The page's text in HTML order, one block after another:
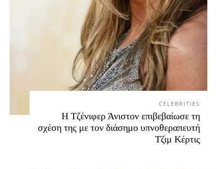
CELEBRITIES
Η Τζένιφερ Άνιστον επιβεβαίωσε τη
σχέση της με τον διάσημο υπνοθεραπευτή
Τζιμ Κέρτις